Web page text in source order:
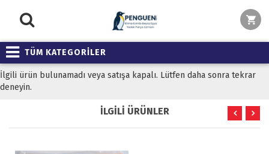
TÜM KATEGORİLER
İlgili ürün bulunamadı veya satışa kapalı. Lütfen daha sonra tekrar
deneyin.
İLGİLİ ÜRÜNLER